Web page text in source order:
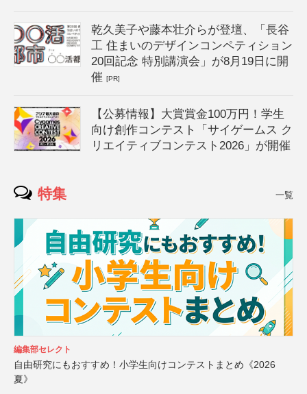
乾久美子や藤本壮介らが登壇、「長谷
工 住まいのデザインコンペティション
20回記念 特別講演会」が8月19日に開
催[PR]
【公募情報】大賞賞金100万円！学生
向け創作コンテスト「サイゲームス ク
リエイティブコンテスト2026」が開催
特集 一覧
編集部セレクト
自由研究にもおすすめ！小学生向けコンテストまとめ《2026
夏》